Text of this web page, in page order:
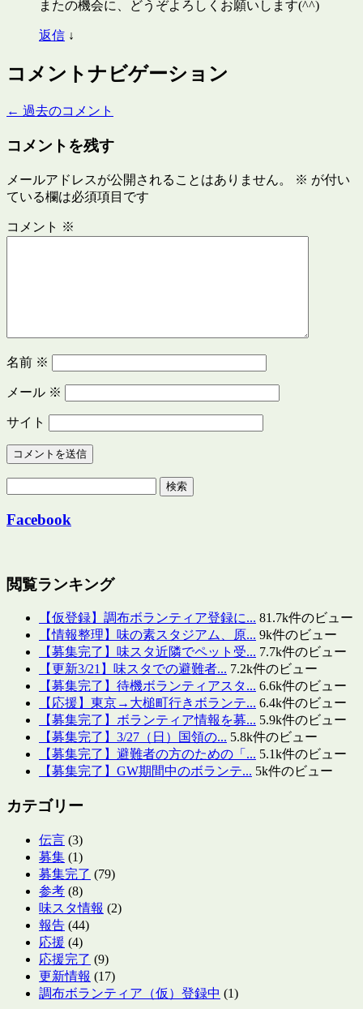
またの機会に、どうぞよろしくお願いします(^^)
返信 ↓
コメントナビゲーション
← 過去のコメント
コメントを残す
メールアドレスが公開されることはありません。 ※ が付い
ている欄は必須項目です
コメント ※
名前 ※
メール ※
サイト
Facebook
閲覧ランキング
【仮登録】調布ボランティア登録に... 81.7k件のビュー
【情報整理】味の素スタジアム、原... 9k件のビュー
【募集完了】味スタ近隣でペット受... 7.7k件のビュー
【更新3/21】味スタでの避難者... 7.2k件のビュー
【募集完了】待機ボランティアスタ... 6.6k件のビュー
【応援】東京→大槌町行きボランテ... 6.4k件のビュー
【募集完了】ボランティア情報を募... 5.9k件のビュー
【募集完了】3/27（日）国領の... 5.8k件のビュー
【募集完了】避難者の方のための「... 5.1k件のビュー
【募集完了】GW期間中のボランテ... 5k件のビュー
カテゴリー
伝言 (3)
募集 (1)
募集完了 (79)
参考 (8)
味スタ情報 (2)
報告 (44)
応援 (4)
応援完了 (9)
更新情報 (17)
調布ボランティア（仮）登録中 (1)